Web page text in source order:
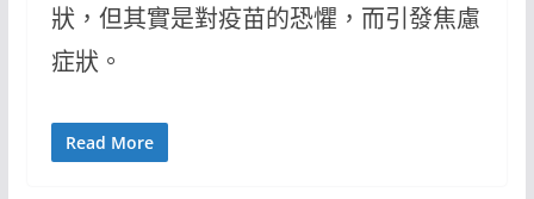
狀，但其實是對疫苗的恐懼，而引發焦慮
症狀。
Read More